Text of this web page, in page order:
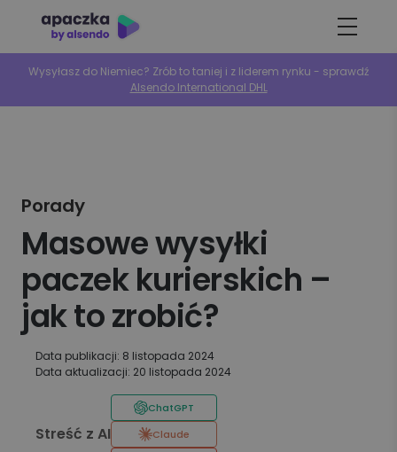
Wysyłasz do Niemiec? Zrób to taniej i z liderem rynku - sprawdź
Alsendo International DHL
Porady
Masowe wysyłki
paczek kurierskich –
jak to zrobić?
Data publikacji: 8 listopada 2024
Data aktualizacji: 20 listopada 2024
Streść z AI
ChatGPT
Claude